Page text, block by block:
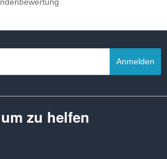
Anmelden
zu helfen